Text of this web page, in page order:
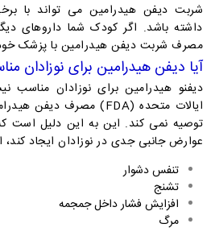
شربت دیفن هیدرامین می تواند با
داشته باشد. اگر کودک شما داروهای
مصرف شربت دیفن هیدرامین با پزشک
آیا دیفن هیدرامین برای نوزادان
دیفنو هیدرامین برای نوزادان مناسب
توصیه نمی کند. این به این دلیل است
عوارض جانبی جدی در نوزادان ایجاد کند،
تنفس دشوار
تشنج
افزایش فشار داخل جمجمه
مرگ